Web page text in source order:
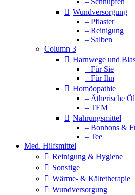
Wundversorgung
– Pflaster
– Reinigung
– Salben
Column 3
Harnwege und
– Für Sie
– Für Ihn
Homöopathie
– Ätherische
– TEM
Nahrungsmittel
– Bonbons &
– Tee
Med. Hilfsmittel
Reinigung & Hygiene
Sonstige
Wärme- & Kältetherapie
Wundversorgung